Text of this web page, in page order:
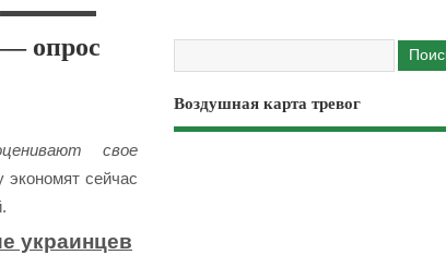
опрос
свое
экономят сейчас
украинцев
Воздушная карта тревог